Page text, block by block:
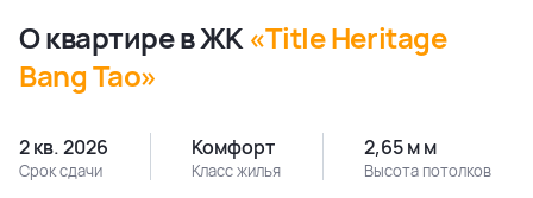
О квартире в ЖК «Title Heritage
Bang Tao»
2 кв. 2026
Срок сдачи
Комфорт
Класс жилья
2,65 м м
Высота потолков